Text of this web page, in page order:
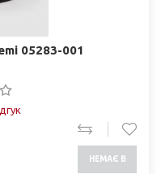
05283-001
НЕМАЄ В